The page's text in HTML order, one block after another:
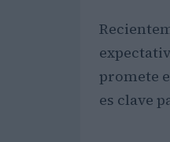
promete
es clave